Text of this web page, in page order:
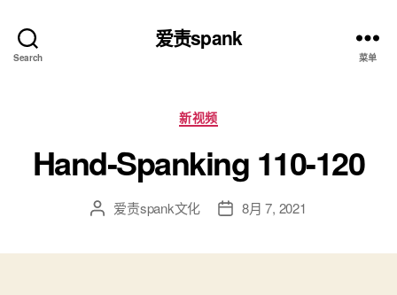
Search
爱责spank
菜单
分
类
新视频
Hand-Spanking 110-120
文 爱责spank文化
发 8月 7, 2021